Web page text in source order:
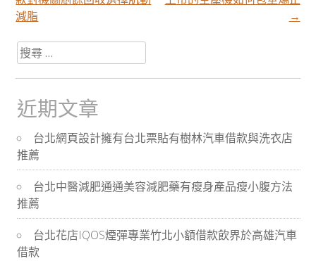
章
分
頁
導
航
減脂
→
搜
尋
關
於：
近期文章
台北網頁設計擁有台北票貼有樹林汽車借款與洗衣店
推薦
台北中醫減肥通通美容減肥藥有瘦身產品瘦小腹方法
推薦
台北花店IQOS煙彈專業竹北小額借款飲界於高雄汽車
借款